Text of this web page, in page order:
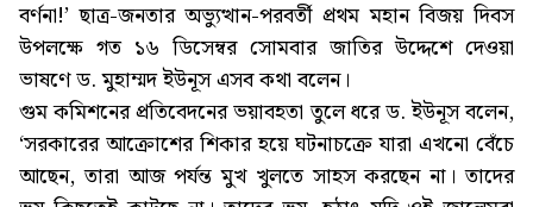
বর্ণনা!’ ছাত্র-জনতার অভ্যুত্থান-পরবর্তী প্রথম মহান বিজয় দিবস
উপলক্ষে গত ১৬ ডিসেম্বর সোমবার জাতির উদ্দেশে দেওয়া
ভাষণে ড. মুহাম্মদ ইউনূস এসব কথা বলেন।
গুম কমিশনের প্রতিবেদনের ভয়াবহতা তুলে ধরে ড. ইউনূস বলেন,
‘সরকারের আক্রোশের শিকার হয়ে ঘটনাচক্রে যারা এখনো বেঁচে
আছেন, তারা আজ পর্যন্ত মুখ খুলতে সাহস করছেন না। তাদের